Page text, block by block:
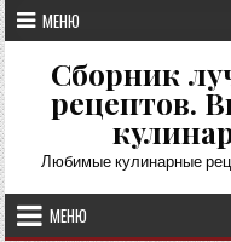
Перейти
к
содержимому
МЕНЮ
Сборник
рецептов.
Любимые кулинарные
МЕНЮ